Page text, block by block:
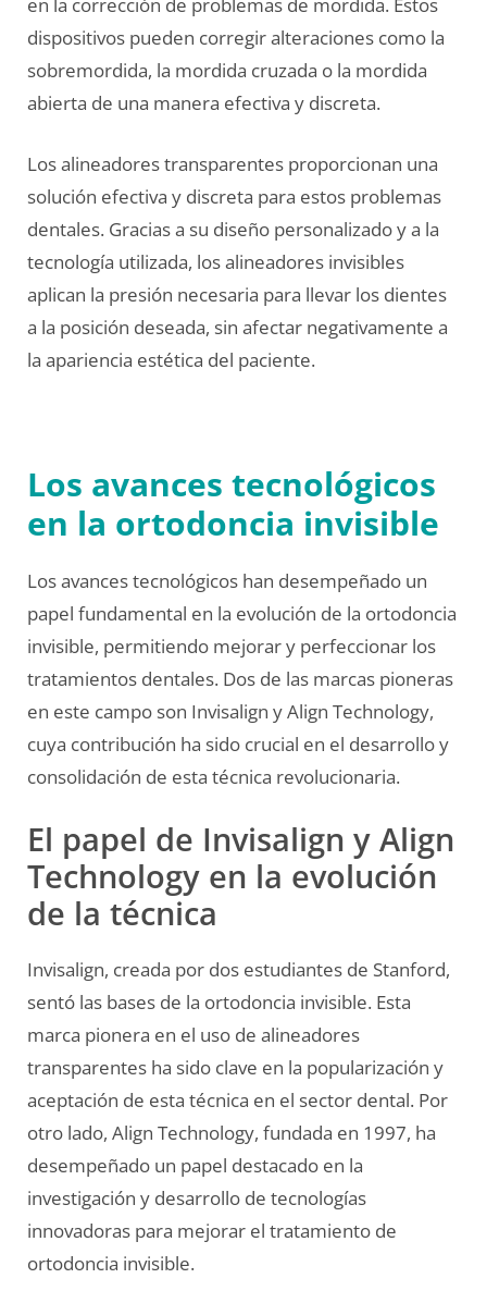
en la corrección de problemas de mordida. Estos
dispositivos pueden corregir alteraciones como la
sobremordida, la mordida cruzada o la mordida
abierta de una manera efectiva y discreta.
Los alineadores transparentes proporcionan una
solución efectiva y discreta para estos problemas
dentales. Gracias a su diseño personalizado y a la
tecnología utilizada, los alineadores invisibles
aplican la presión necesaria para llevar los dientes
a la posición deseada, sin afectar negativamente a
la apariencia estética del paciente.
Los avances tecnológicos
en la ortodoncia invisible
Los avances tecnológicos han desempeñado un
papel fundamental en la evolución de la ortodoncia
invisible, permitiendo mejorar y perfeccionar los
tratamientos dentales. Dos de las marcas pioneras
en este campo son Invisalign y Align Technology,
cuya contribución ha sido crucial en el desarrollo y
consolidación de esta técnica revolucionaria.
El papel de Invisalign y Align
Technology en la evolución
de la técnica
Invisalign, creada por dos estudiantes de Stanford,
sentó las bases de la ortodoncia invisible. Esta
marca pionera en el uso de alineadores
transparentes ha sido clave en la popularización y
aceptación de esta técnica en el sector dental. Por
otro lado, Align Technology, fundada en 1997, ha
desempeñado un papel destacado en la
investigación y desarrollo de tecnologías
innovadoras para mejorar el tratamiento de
ortodoncia invisible.